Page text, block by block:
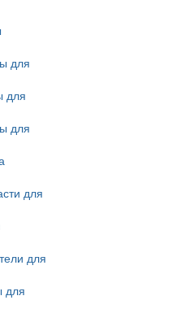
для
для
для
для
для
для